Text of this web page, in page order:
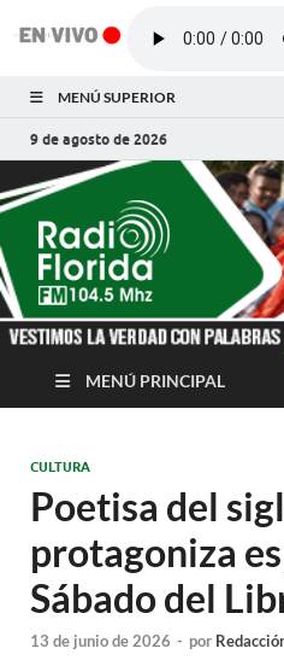
MENÚ SUPERIOR
9 de agosto de 2026
Noticias y
MENÚ PRINCIPAL
CULTURA
Poetisa del
protagoniza
Sábado del
13 de junio de 2026 - por